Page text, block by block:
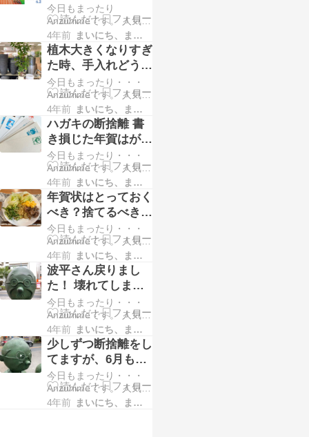
品で…
↓ ↓ ↓ ↓ 人気ブログラン
キングへにほんブログ
村 暑くなりましたね。
暑いけど、その種類が
蒸し暑い。体力奪われ
るかんじですよね。 火
曜の夕…
日！
今日もまったり
Anzuhimeです。 人気ブ
ログランキングに 参加
中です。 ポチッとして
くださると順位が上が
り励みになります。 ↓ ↓
↓ ↓ ↓ ↓ 人気ブログラン
キングへにほんブログ
村 「一粒万倍日」 6月
は前半に6/9（木）
10（金）に二日間連続
あって後半は昨日と今
日の二…
4年前 まいにち、まいにち。。。
植木大きくなりすぎ
た時、手入れどうし
てますか？ 植木の
断捨離
今日もまったり・・・
Anzuhimeです。 人気ブ
ログランキングに 参加
中です。 ポチッとして
くださると順位が上が
り励みになります。 ↓ ↓
↓ ↓ ↓ ↓ 人気ブログラン
キングへにほんブログ
村 今の季節、植物がす
ご〜く成長する季節公
園の緑とか 癒され
る・・・ でも、我が家
は、…
4年前 まいにち、まいにち。。。
ハガキの断捨離 書
き損じた年賀はがき
や郵便はがき どう
してますか？
今日もまったり・・・
Anzuhimeです。 人気ブ
ログランキングに 参加
中です。 ポチッとして
くださると順位が上が
り励みになります。 ↓ ↓
↓ ↓ ↓ ↓ 人気ブログラン
キングへにほんブログ
村 皆さん、未使用の年
賀はがき(郵便料金の印
刷されているもので送
ってないもの)や未使
用…
4年前 まいにち、まいにち。。。
年賀状はとっておく
べき？捨てるべき？
テレビ台収納棚の断
捨離が少し進みまし
た。
今日もまったり・・・
Anzuhimeです。 人気ブ
ログランキングに 参加
中です。 ポチッとして
くださると順位が上が
り励みになります。 ↓ ↓
↓ ↓ ↓ ↓ 人気ブログラン
キングへにほんブログ
村 断捨離頑張ってま〜
す。骨折した右足をか
ばって歩いて用事をし
ていたら左足の太もも
外側…
4年前 まいにち、まいにち。。。
波平さん戻りまし
た！ 壊れてしまっ
たものを直すと、気
分上がります…は大
事ですね。
今日もまったり・・・
Anzuhimeです。 人気ブ
ログランキングに 参加
中です。 ポチッとして
くださると順位が上が
り励みになります。 ↓ ↓
↓ ↓ ↓ ↓ 人気ブログラン
キングへにほんブログ
村 KEGA・・・ないと
4年前 まいにち、まいにち。。。
少しずつ断捨離をし
てますが、6月もど
んどん過ぎてい
く・・・
KEGA・・・ない？
今日もまったり・・・
Anzuhimeです。 人気ブ
ログランキングに 参加
4年前 まいにち、まいにち。。。